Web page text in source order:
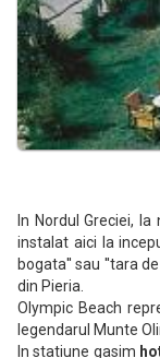
In Nordul Greciei,
instalat aici la
bogata'' sau ''tara
din Pieria.
Olympic Beach
legendarul Munte
In statiune gasim